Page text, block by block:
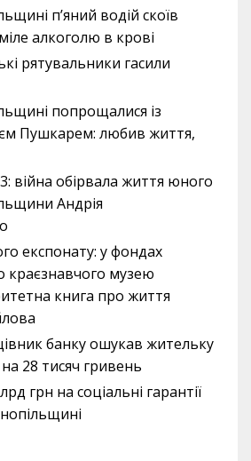
п’яний водій скоїв
алкоголю в крові
рятувальники гасили
попрощалися із
Пушкарем: любив життя,
війна обірвала життя юного
Андрія
експонату: у фондах
краєзнавчого музею
книга про життя
банку ошукав жительку
28 тисяч гривень
грн на соціальні гарантії